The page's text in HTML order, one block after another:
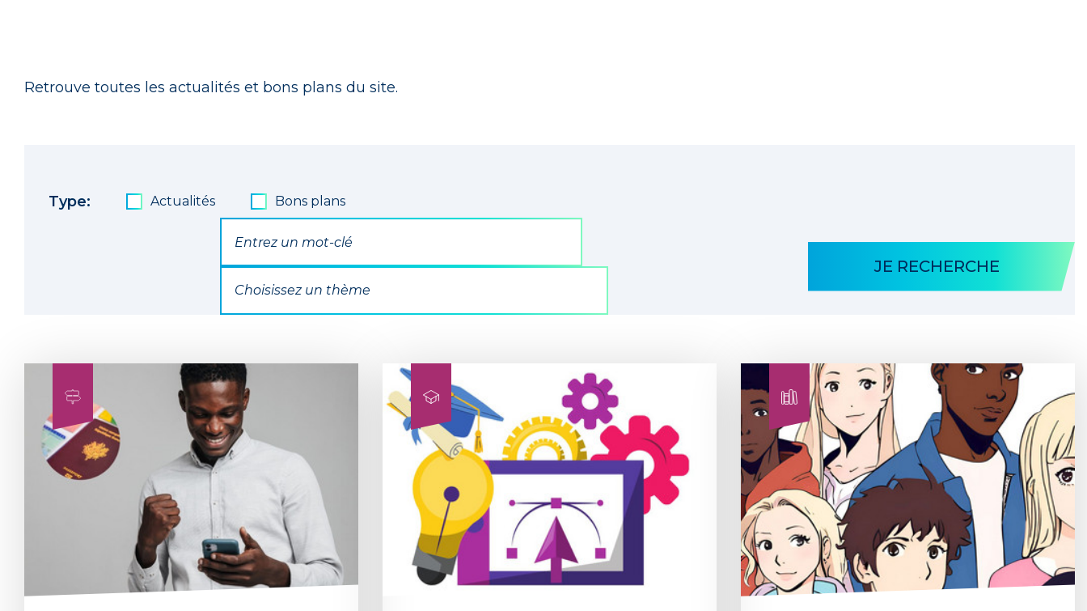
Retrouve toutes les actualités et bons plans du site.
Type: Actualités
Bons plans